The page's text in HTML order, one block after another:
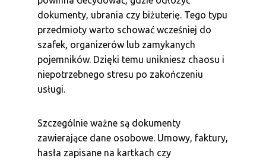
dokumenty, ubrania czy biżuterię. Tego typu
przedmioty warto schować wcześniej do
szafek, organizerów lub zamykanych
pojemników. Dzięki temu unikniesz chaosu i
niepotrzebnego stresu po zakończeniu
usługi.
Szczególnie ważne są dokumenty
zawierające dane osobowe. Umowy, faktury,
hasła zapisane na kartkach czy